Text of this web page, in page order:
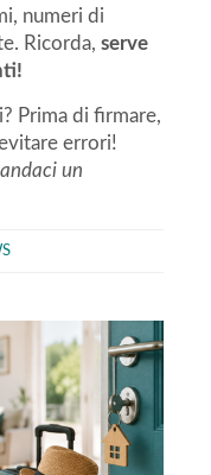
numeri di
Ricorda, serve
Prima di firmare,
errori!
un